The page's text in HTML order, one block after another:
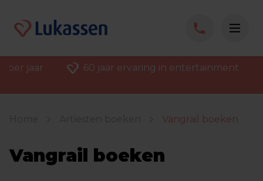
per jaar 60 jaar ervaring in entertainment
Vangrail boeken
Vangrail boeken